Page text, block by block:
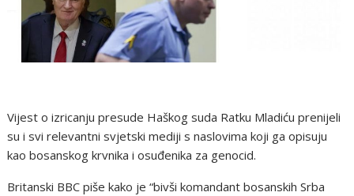
Vijest o izricanju presude Haškog suda Ratku Mladiću prenijeli
su i svi relevantni svjetski mediji s naslovima koji ga opisuju
kao bosanskog krvnika i osuđenika za genocid.
Britanski BBC piše kako je “bivši komandant bosanskih Srba